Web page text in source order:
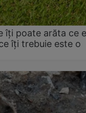
îți poate arăta ce
îți trebuie este o